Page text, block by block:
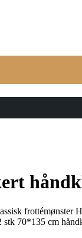
frottémønster
stk 70*135 cm